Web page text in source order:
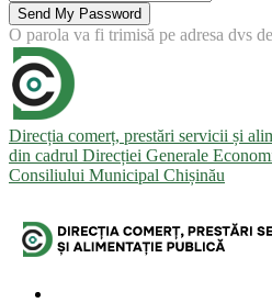
O parola va fi trimisă pe adresa dvs
Direcția comerț, prestări servicii și
din cadrul Direcției Generale
Consiliului Municipal Chișinău